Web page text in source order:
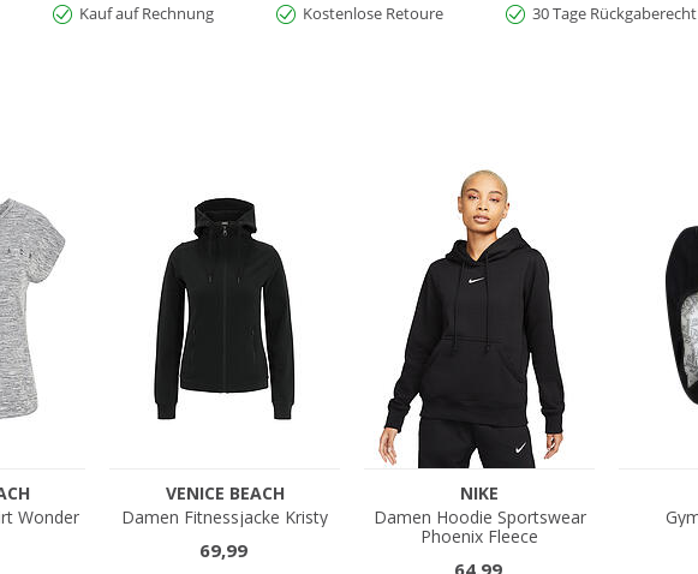
Kauf auf Rechnung Kostenlose Retoure 30 Tage Rückgaberecht